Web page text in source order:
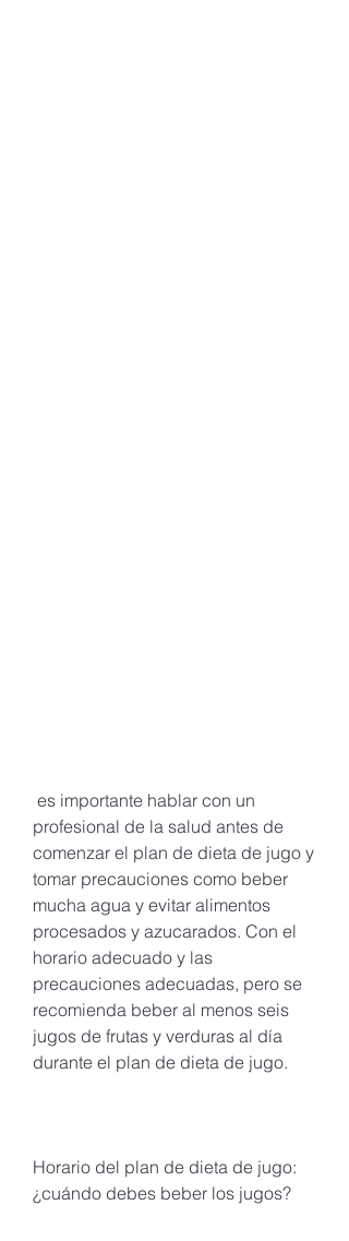
profesional de la salud antes de
comenzar el plan de dieta de jugo y
tomar precauciones como beber
mucha agua y evitar alimentos
procesados ​​y azucarados. Con el
horario adecuado y las
precauciones adecuadas, pero se
recomienda beber al menos seis
jugos de frutas y verduras al día
durante el plan de dieta de jugo.
Horario del plan de dieta de jugo:
¿cuándo debes beber los jugos?